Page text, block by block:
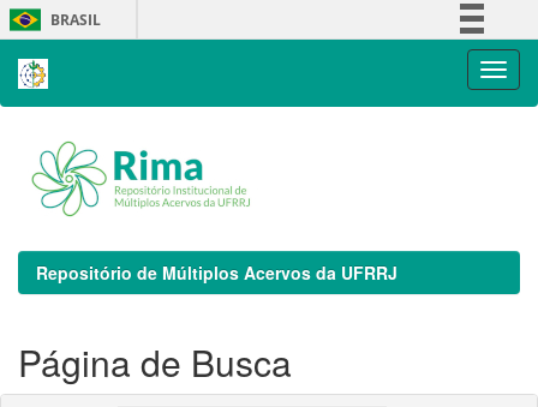
Skip
navigation
BRASIL
Repositório de Múltiplos Acervos da UFRRJ
Página de Busca